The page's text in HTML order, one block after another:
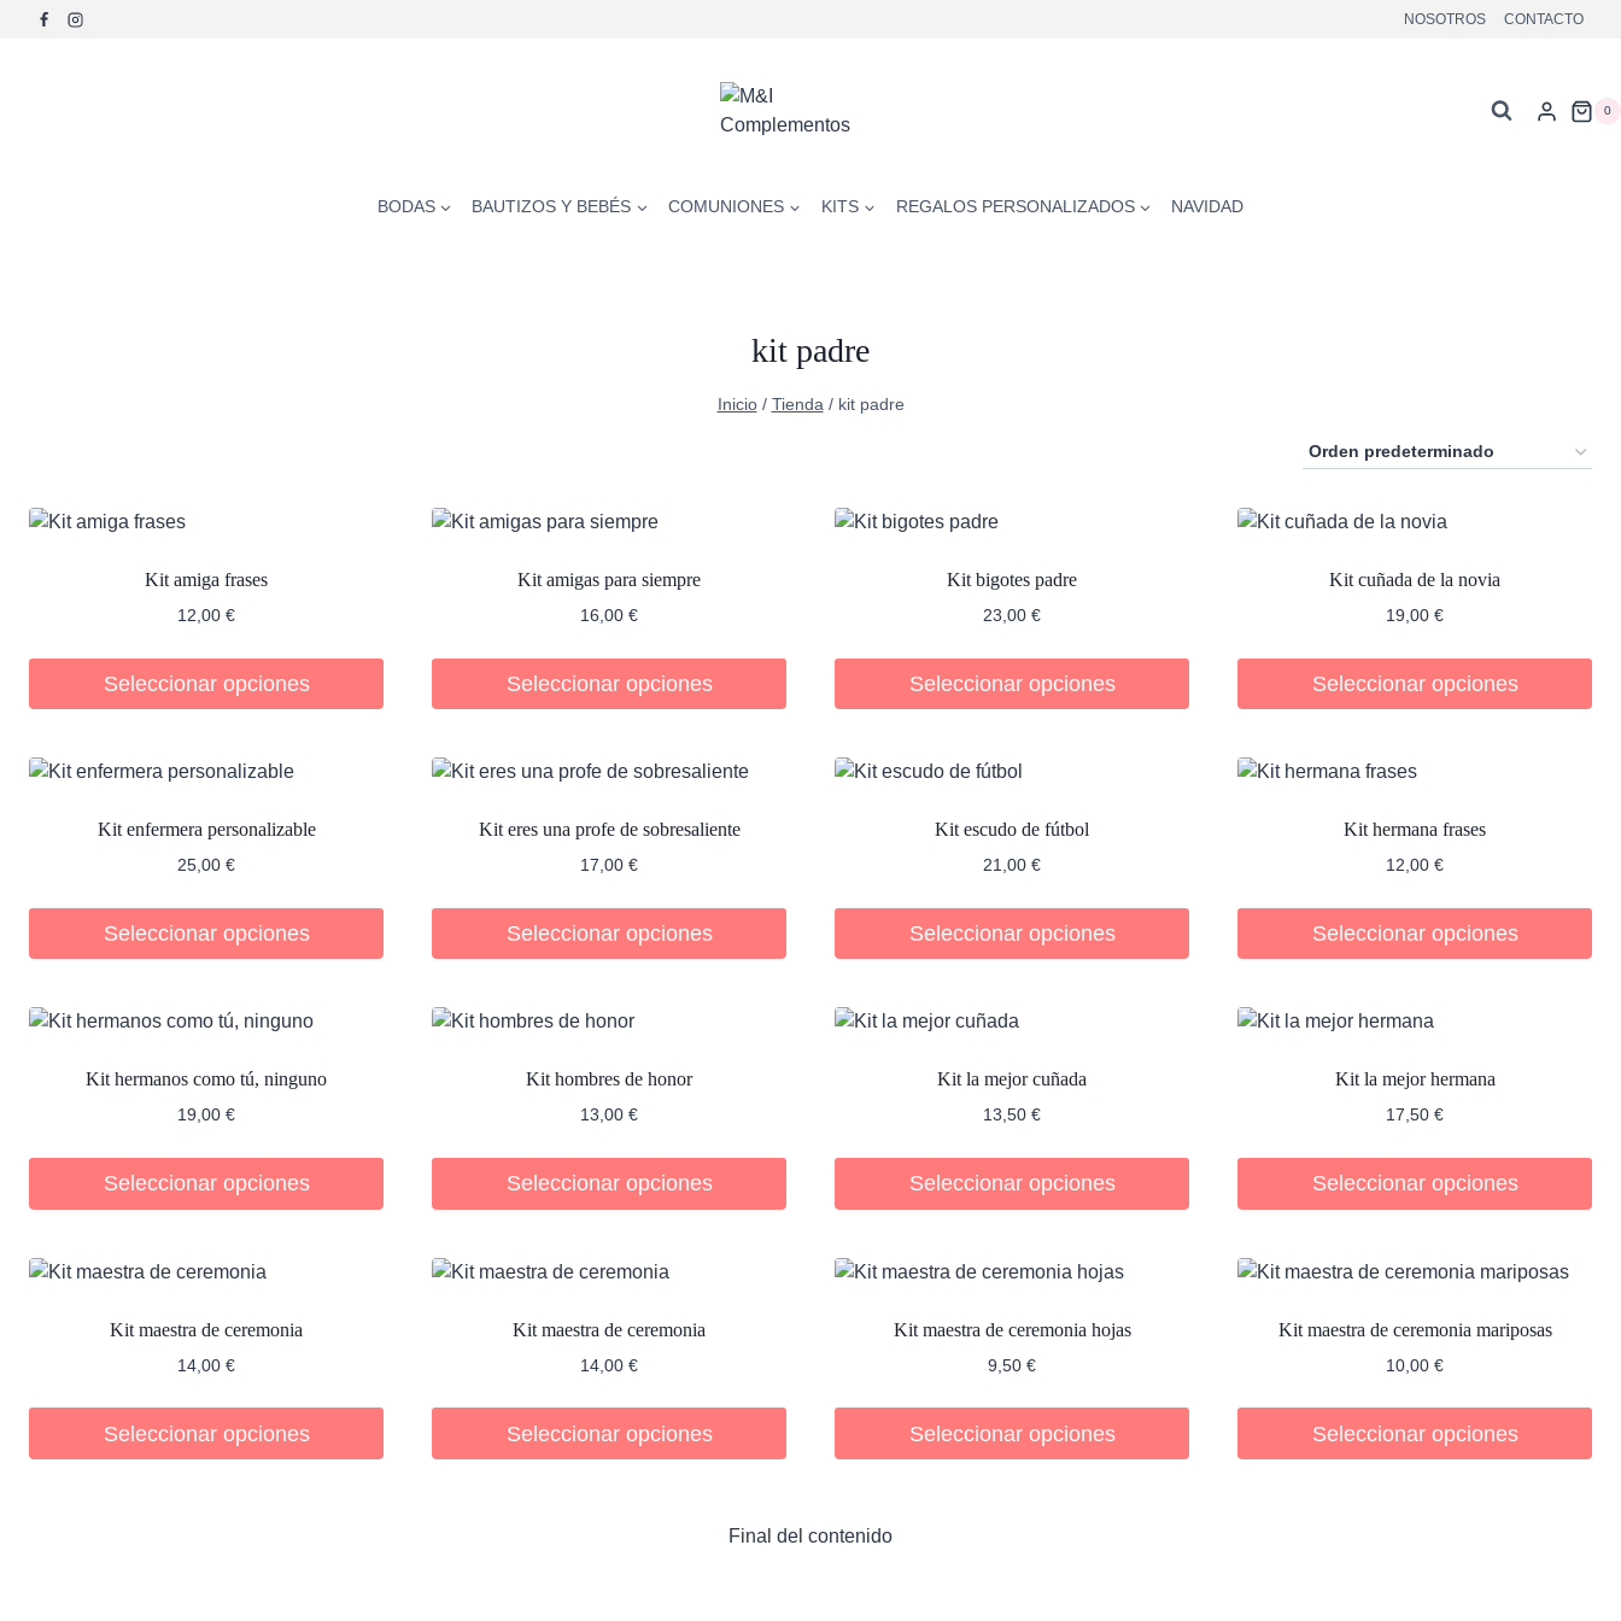
Saltar
NOSOTROS CONTACTO
0
BODAS BAUTIZOS Y BEBÉS COMUNIONES KITS REGALOS PERSONALIZADOS NAVIDAD
kit padre
Inicio / Tienda / kit padre
Kit amiga frases
12,00 €
Seleccionar opciones
Kit amigas para siempre
16,00 €
Seleccionar opciones
Kit bigotes padre
23,00 €
Seleccionar opciones
Kit cuñada de la novia
19,00 €
Seleccionar opciones
Kit enfermera personalizable
25,00 €
Seleccionar opciones
Kit eres una profe de sobresaliente
17,00 €
Seleccionar opciones
Kit escudo de fútbol
21,00 €
Seleccionar opciones
Kit hermana frases
12,00 €
Seleccionar opciones
Kit hermanos como tú, ninguno
19,00 €
Seleccionar opciones
Kit hombres de honor
13,00 €
Seleccionar opciones
Kit la mejor cuñada
13,50 €
Seleccionar opciones
Kit la mejor hermana
17,50 €
Seleccionar opciones
Kit maestra de ceremonia
14,00 €
Seleccionar opciones
Kit maestra de ceremonia
14,00 €
Seleccionar opciones
Kit maestra de ceremonia hojas
9,50 €
Seleccionar opciones
Kit maestra de ceremonia mariposas
10,00 €
Seleccionar opciones
Final del contenido